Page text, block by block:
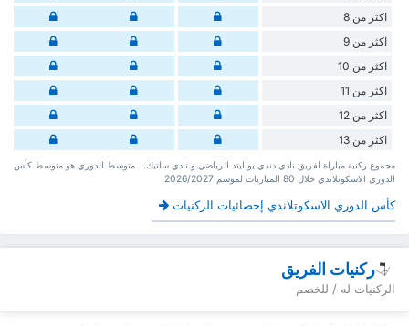
اكثر من 8
اكثر من 9
اكثر من 10
اكثر من 11
اكثر من 12
اكثر من 13
‏مجموع ركنية مباراة لفريق نادي دندي يونايتد الرياضي و نادي سلتيك. ‏‏ ‏ ‏متوسط الدوري هو متوسط كأس
الدوري الاسكوتلاندي ‏خلال 80 ‏المباريات لموسم 2026/2027.
كأس الدوري الاسكوتلاندي إحصائيات الركنيات
ركنيات الفريق
الركنيات له / للخصم